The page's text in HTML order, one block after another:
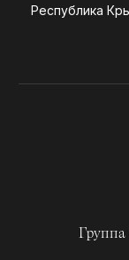
Республика